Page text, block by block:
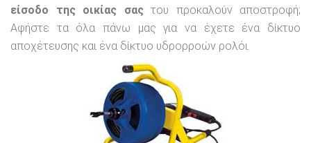
είσοδο της οικίας σας του προκαλούν αποστροφή;
Αφήστε τα όλα πάνω μας για να έχετε ένα δίκτυο
αποχέτευσης και ένα δίκτυο υδρορροών ρολόι.